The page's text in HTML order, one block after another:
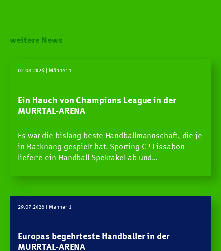
weitere News
02.08.2026 | Männer 1
Ein Hauch von Champions League in der
MURRTAL-ARENA
Es war die bislang beste Handballmannschaft, die je
in Backnang gespielt hat. Sporting CP Lissabon
lieferte ein Handball-Spektakel ab und…
29.07.2026 | Männer 1
Europas begehrteste Handballer in der
MURRTAL-ARENA